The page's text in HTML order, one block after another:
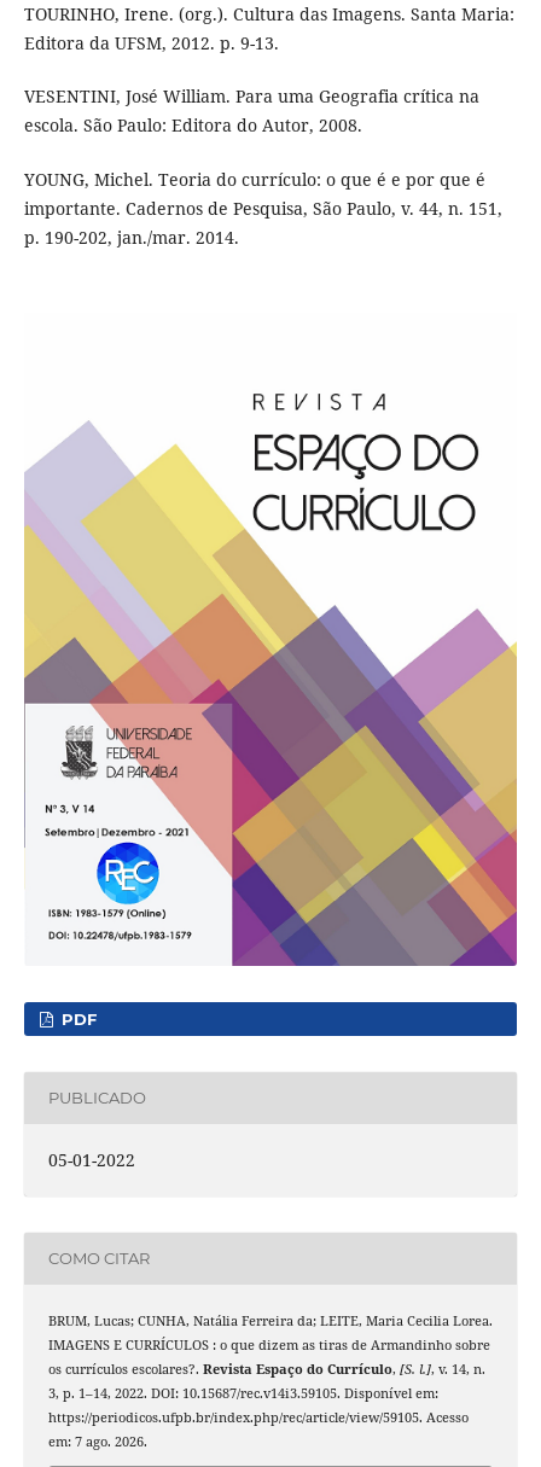
TOURINHO, Irene. (org.). Cultura das Imagens. Santa Maria:
Editora da UFSM, 2012. p. 9-13.
VESENTINI, José William. Para uma Geografia crítica na
escola. São Paulo: Editora do Autor, 2008.
YOUNG, Michel. Teoria do currículo: o que é e por que é
importante. Cadernos de Pesquisa, São Paulo, v. 44, n. 151,
p. 190-202, jan./mar. 2014.
PDF
PUBLICADO
05-01-2022
COMO CITAR
BRUM, Lucas; CUNHA, Natália Ferreira da; LEITE, Maria Cecilia Lorea.
IMAGENS E CURRÍCULOS : o que dizem as tiras de Armandinho sobre
os currículos escolares?. Revista Espaço do Currículo, [S. l.], v. 14, n.
3, p. 1–14, 2022. DOI: 10.15687/rec.v14i3.59105. Disponível em:
https://periodicos.ufpb.br/index.php/rec/article/view/59105. Acesso
em: 7 ago. 2026.